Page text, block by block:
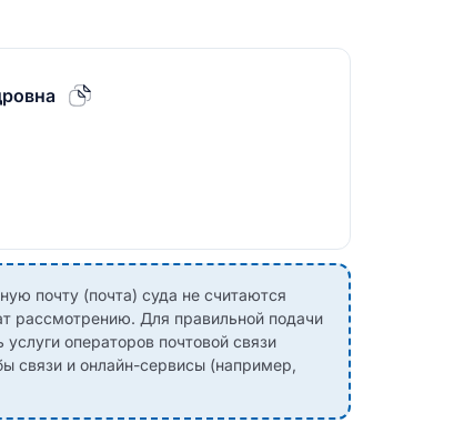
почту (почта) суда не считаются
рассмотрению. Для правильной подачи
операторов почтовой связи
связи и онлайн-сервисы (например,